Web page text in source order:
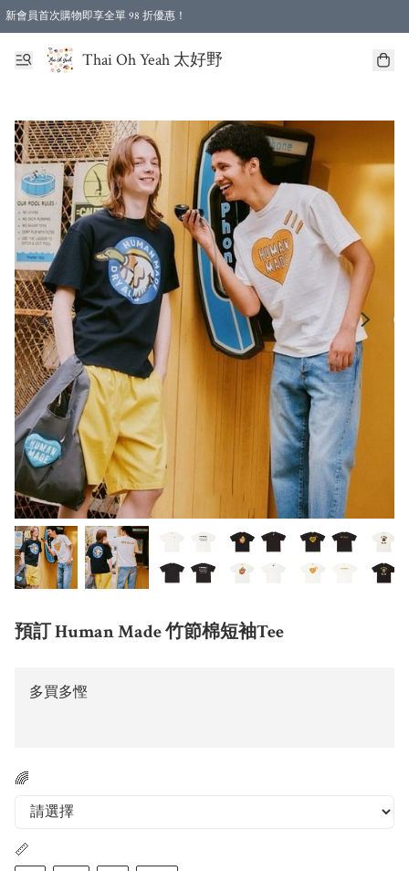
新會員首次購物即享全單 98 折優惠！
特選會員可享全單低至 96 折優惠！
Thai Oh Yeah 太好野
預訂 Human Made 竹節棉短袖Tee
多買多慳
🌈
📏